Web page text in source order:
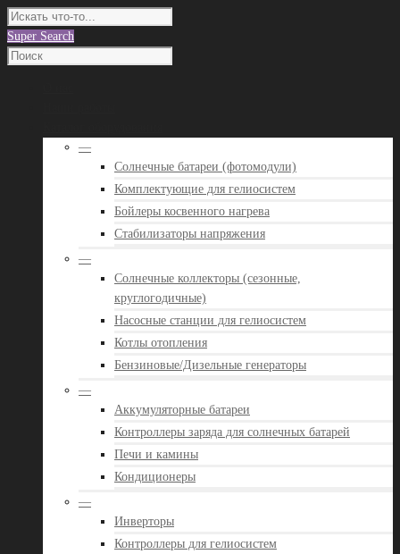
Super Search
—
Солнечные батареи (фотомодули)
Комплектующие для гелиосистем
Бойлеры косвенного нагрева
Стабилизаторы напряжения
—
Солнечные коллекторы (сезонные,
круглогодичные)
Насосные станции для гелиосистем
Котлы отопления
Бензиновые/Дизельные генераторы
—
Аккумуляторные батареи
Контроллеры заряда для солнечных батарей
Печи и камины
Кондиционеры
—
Инверторы
Контроллеры для гелиосистем